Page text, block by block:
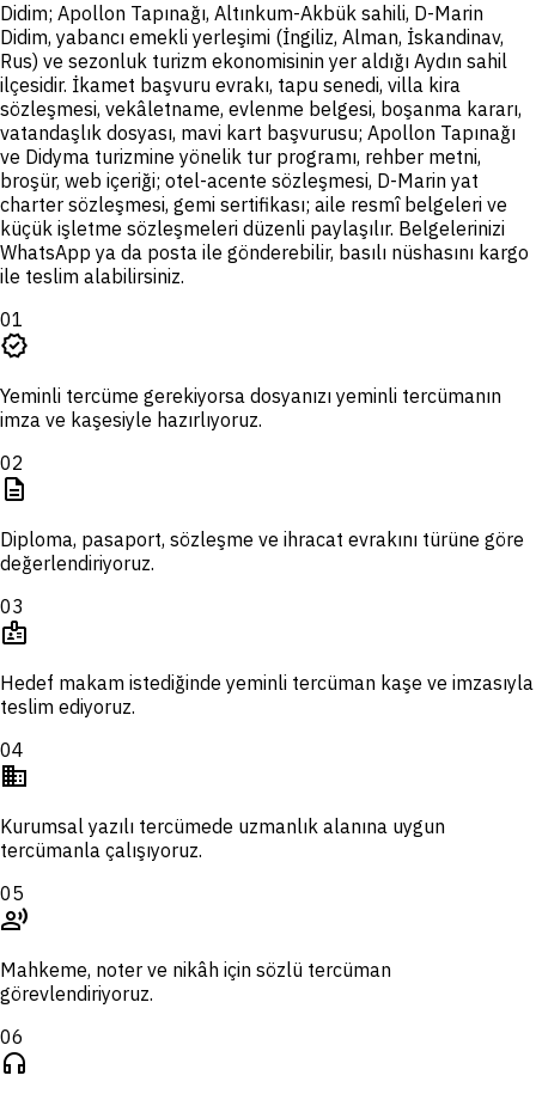
Didim; Apollon Tapınağı, Altınkum-Akbük sahili, D-Marin
Didim, yabancı emekli yerleşimi (İngiliz, Alman, İskandinav,
Rus) ve sezonluk turizm ekonomisinin yer aldığı Aydın sahil
ilçesidir. İkamet başvuru evrakı, tapu senedi, villa kira
sözleşmesi, vekâletname, evlenme belgesi, boşanma kararı,
vatandaşlık dosyası, mavi kart başvurusu; Apollon Tapınağı
ve Didyma turizmine yönelik tur programı, rehber metni,
broşür, web içeriği; otel-acente sözleşmesi, D-Marin yat
charter sözleşmesi, gemi sertifikası; aile resmî belgeleri ve
küçük işletme sözleşmeleri düzenli paylaşılır. Belgelerinizi
WhatsApp ya da posta ile gönderebilir, basılı nüshasını kargo
ile teslim alabilirsiniz.
01
verified
Yeminli tercüme gerekiyorsa dosyanızı yeminli tercümanın
imza ve kaşesiyle hazırlıyoruz.
02
description
Diploma, pasaport, sözleşme ve ihracat evrakını türüne göre
değerlendiriyoruz.
03
badge
Hedef makam istediğinde yeminli tercüman kaşe ve imzasıyla
teslim ediyoruz.
04
domain
Kurumsal yazılı tercümede uzmanlık alanına uygun
tercümanla çalışıyoruz.
05
record_voice_over
Mahkeme, noter ve nikâh için sözlü tercüman
görevlendiriyoruz.
06
headphones